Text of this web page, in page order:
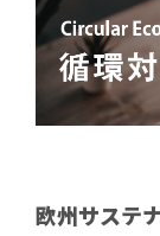
欧州サステ